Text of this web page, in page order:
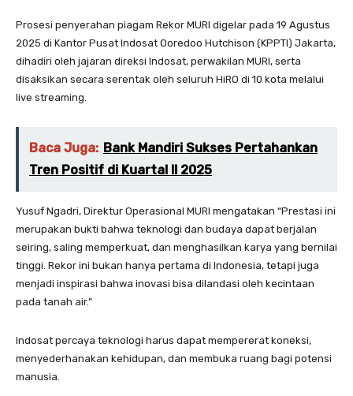
Prosesi penyerahan piagam Rekor MURI digelar pada 19 Agustus
2025 di Kantor Pusat Indosat Ooredoo Hutchison (KPPTI) Jakarta,
dihadiri oleh jajaran direksi Indosat, perwakilan MURI, serta
disaksikan secara serentak oleh seluruh HiRO di 10 kota melalui
live streaming.
Baca Juga: Bank Mandiri Sukses Pertahankan
Tren Positif di Kuartal II 2025
Yusuf Ngadri, Direktur Operasional MURI mengatakan “Prestasi ini
merupakan bukti bahwa teknologi dan budaya dapat berjalan
seiring, saling memperkuat, dan menghasilkan karya yang bernilai
tinggi. Rekor ini bukan hanya pertama di Indonesia, tetapi juga
menjadi inspirasi bahwa inovasi bisa dilandasi oleh kecintaan
pada tanah air.”
Indosat percaya teknologi harus dapat mempererat koneksi,
menyederhanakan kehidupan, dan membuka ruang bagi potensi
manusia.